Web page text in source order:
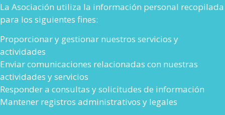
La Asociación utiliza la información personal recopilada
para los siguientes fines:
Proporcionar y gestionar nuestros servicios y
actividades
Enviar comunicaciones relacionadas con nuestras
actividades y servicios
Responder a consultas y solicitudes de información
Mantener registros administrativos y legales